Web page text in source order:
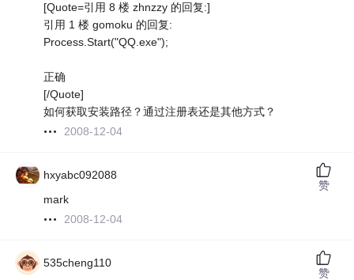
[Quote=引用 8 楼 zhnzzy 的回复:]
引用 1 楼 gomoku 的回复:
Process.Start("QQ.exe");
正确
[/Quote]
如何获取安装路径？通过注册表还是其他方式？
2008-12-04
hxyabc092088
mark
2008-12-04
赞
535cheng110
赞